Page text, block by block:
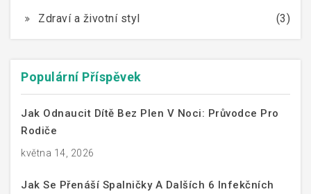
Zdraví a životní styl
(3)
Populární Příspěvek
Jak Odnaucit Dítě Bez Plen V Noci: Průvodce Pro
Rodiče
května 14, 2026
Jak Se Přenáší Spalničky A Dalších 6 Infekčních